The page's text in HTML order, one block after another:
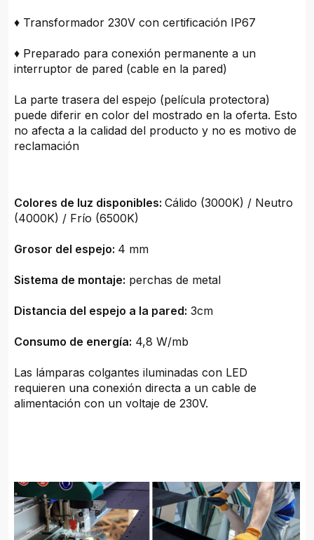
♦ Transformador 230V con certificación IP67
♦ Preparado para conexión permanente a un
interruptor de pared (cable en la pared)
La parte trasera del espejo (película protectora)
puede diferir en color del mostrado en la oferta. Esto
no afecta a la calidad del producto y no es motivo de
reclamación
Colores de luz disponibles:Cálido (3000K) / Neutro
(4000K) / Frío (6500K)
Grosor del espejo: 4 mm
Sistema de montaje: perchas de metal
Distancia del espejo a la pared: 3cm
Consumo de energía: 4,8 W/mb
Las lámparas colgantes iluminadas con LED
requieren una conexión directa a un cable de
alimentación con un voltaje de 230V.